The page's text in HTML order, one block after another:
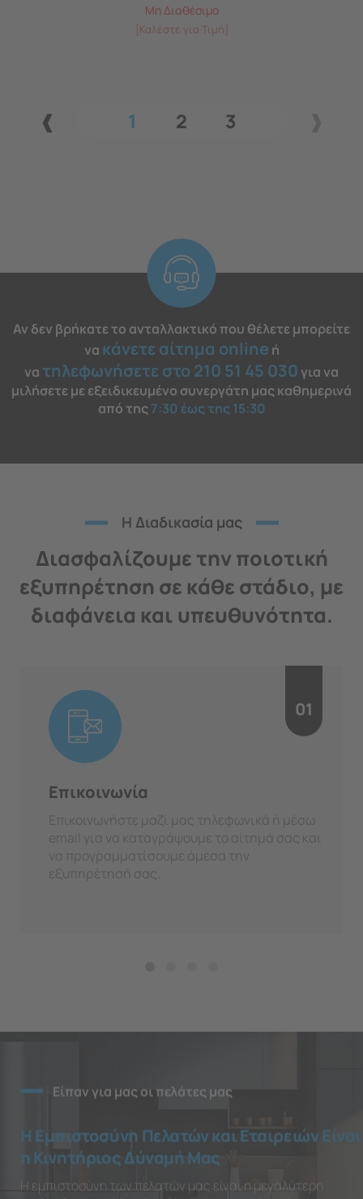
Μη Διαθέσιμο
[Καλέστε για Τιμή]
1 2 3
Αν δεν βρήκατε το ανταλλακτικό που θέλετε μπορείτε
να κάνετε αίτημα online ή
νατηλεφωνήσετε στο 210 51 45 030 για να
μιλήσετε με εξειδικευμένο συνεργάτη μας καθημερινά
από της7:30 έως της 15:30
H Διαδικασία μας
Διασφαλίζουμε την ποιοτική
εξυπηρέτηση σε κάθε στάδιο, με
διαφάνεια και υπευθυνότητα.
01
Επικοινωνία
Επικοινωνήστε μαζί μας τηλεφωνικά ή μέσω
email για να καταγράψουμε το αίτημά σας και
να προγραμματίσουμε άμεσα την
εξυπηρέτησή σας.
Είπαν για μας οι πελάτες μας
Η Εμπιστοσύνη Πελατών και Εταιρειών Είναι
η Κινητήριος Δύναμή Μας
Η εμπιστοσύνη των πελατών μας είναι η μεγαλύτερη